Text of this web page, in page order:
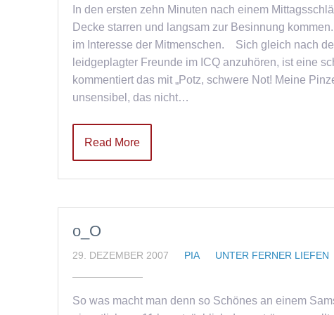
In den ersten zehn Minuten nach einem
Decke starren und langsam zur Besinnung
im Interesse der Mitmenschen. Sich gleich nach
leidgeplagter Freunde im ICQ anzuhören, ist eine
kommentiert das mit „Potz, schwere Not! Meine
unsensibel, das nicht…
Read More
o_O
29. DEZEMBER 2007 PIA UNTER FERNER LIEFEN
So was macht man denn so Schönes an einem